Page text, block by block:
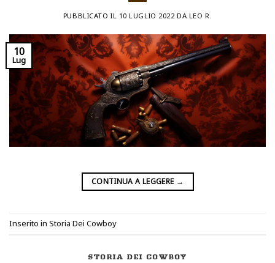
PUBBLICATO IL 10 LUGLIO 2022 DA LEO R.
10
Lug
CONTINUA A LEGGERE →
Inserito in Storia Dei Cowboy
STORIA DEI COWBOY